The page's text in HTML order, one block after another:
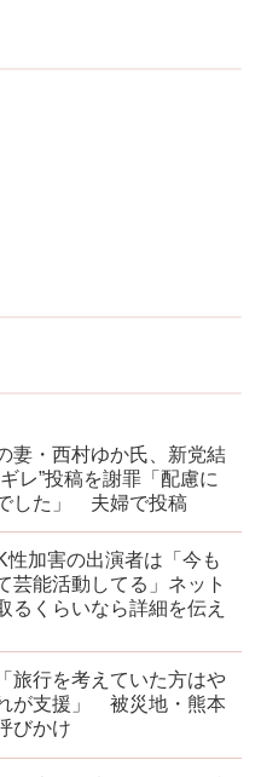
妻・西村ゆか氏、新党結
レ”投稿を謝罪「配慮に
した」 夫婦で投稿
性加害の出演者は「今も
芸能活動してる」ネット
るくらいなら詳細を伝え
旅行を考えていた方はや
が支援」 被災地・熊本
びかけ